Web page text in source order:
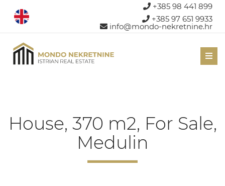
+385 98 441 899
+385 97 651 9933
info@mondo-nekretnine.hr
House, 370 m2, For Sale,
Medulin